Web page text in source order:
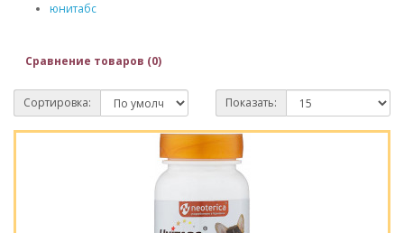
юнитабс
Сравнение товаров (0)
Сортировка: Показать: